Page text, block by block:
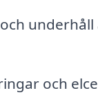
underhåll
och